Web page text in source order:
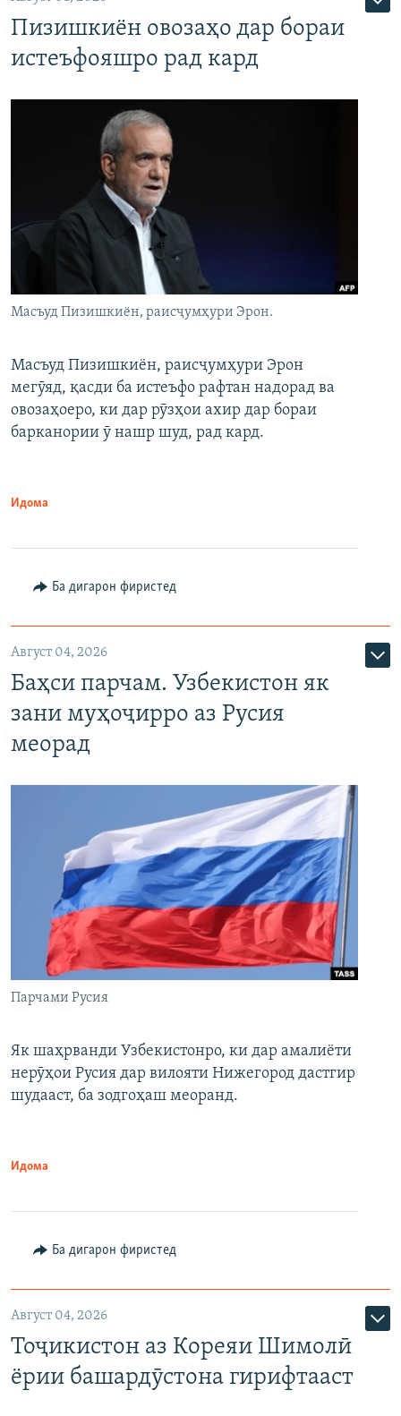
Пизишкиён овозаҳо дар бораи
истеъфояшро рад кард
Масъуд Пизишкиён, раисҷумҳури Эрон.
Масъуд Пизишкиён, раисҷумҳури Эрон
мегӯяд, қасди ба истеъфо рафтан надорад ва
овозаҳоеро, ки дар рӯзҳои ахир дар бораи
барканории ӯ нашр шуд, рад кард.
Идома
Ба дигарон фиристед
Август 04, 2026
Баҳси парчам. Узбекистон як
зани муҳоҷирро аз Русия
меорад
Парчами Русия
Як шаҳрванди Узбекистонро, ки дар амалиёти
нерӯҳои Русия дар вилояти Нижегород дастгир
шудааст, ба зодгоҳаш меоранд.
Идома
Ба дигарон фиристед
Август 04, 2026
Тоҷикистон аз Кореяи Шимолӣ
ёрии башардӯстона гирифтааст